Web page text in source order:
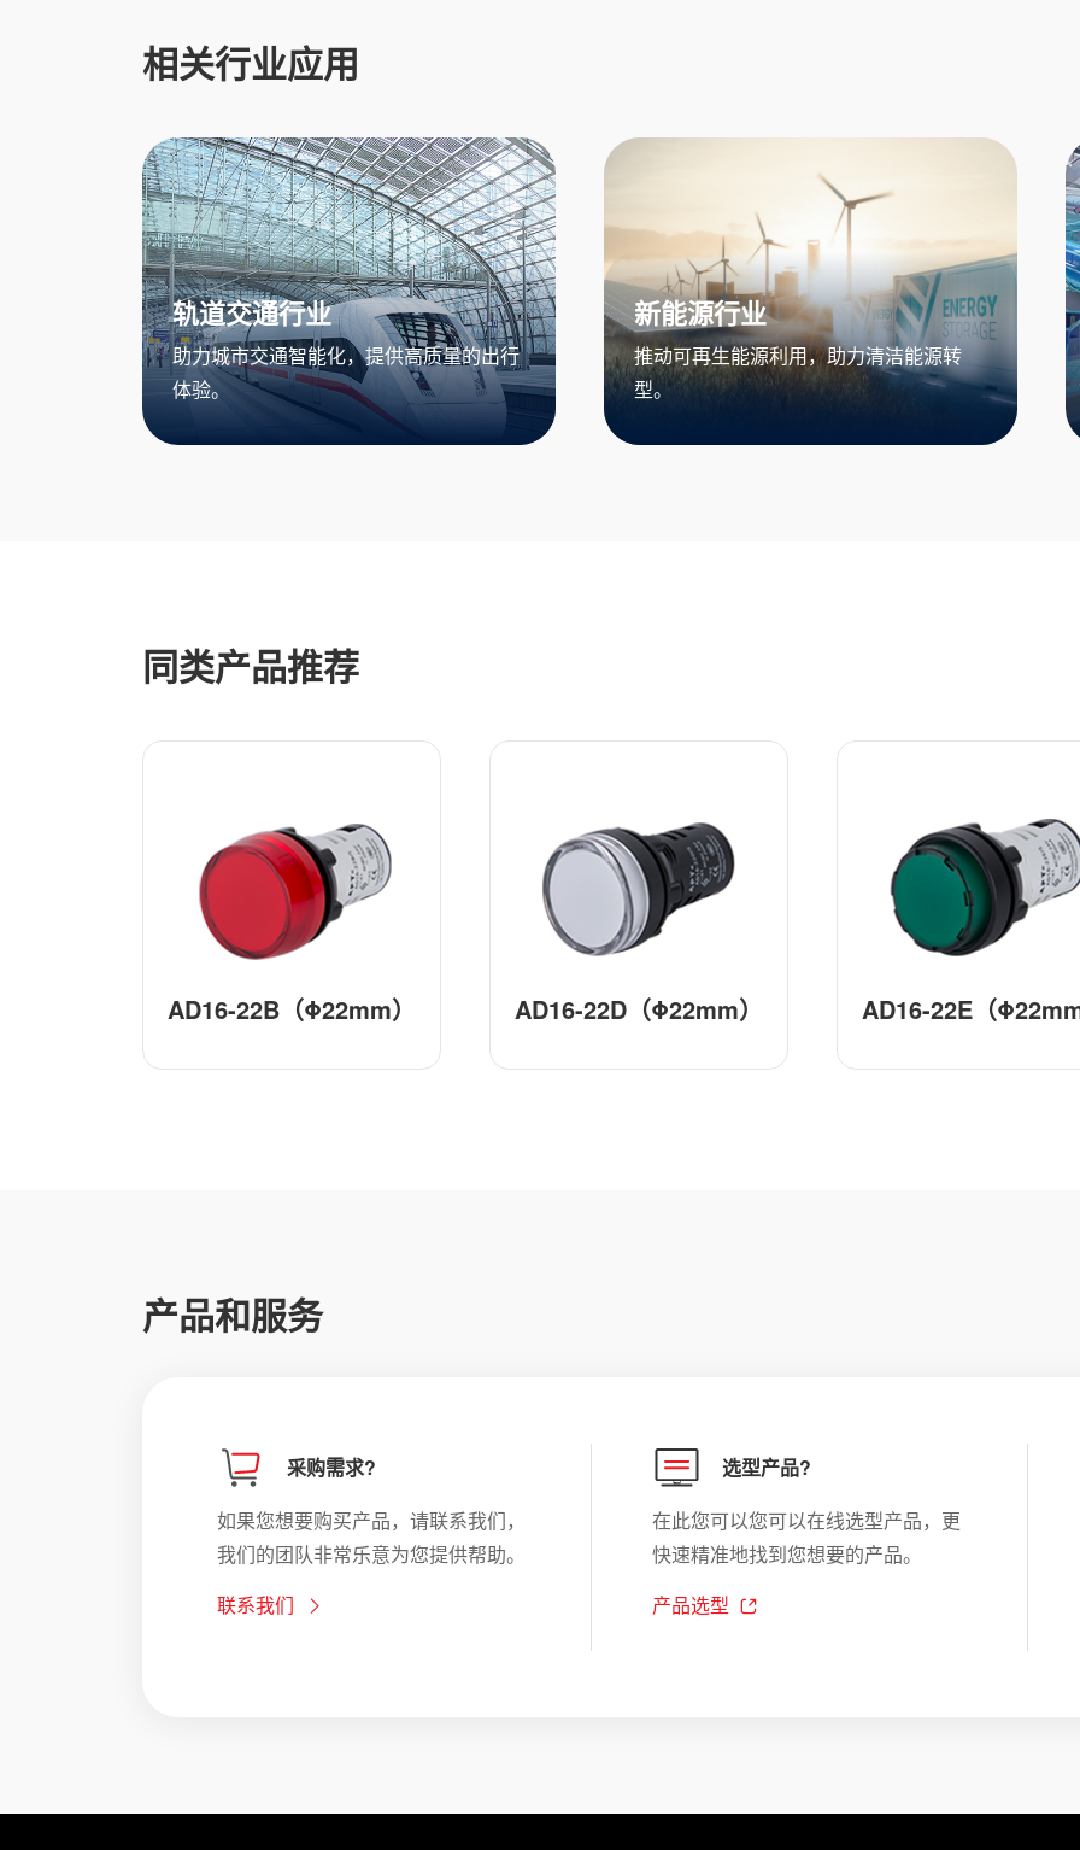
相关行业应用
轨道交通行业
助力城市交通智能化，提供高质量的出行
体验。
新能源行业
推动可再生能源利用，助力清洁能源转
型。
同类产品推荐
AD16-22B（Φ22mm） AD16-22D（Φ22mm） AD16-22E（
产品和服务
采购需求?
如果您想要购买产品，请联系我们，
我们的团队非常乐意为您提供帮助。
联系我们
选型产品?
在此您可以您可以在线选型产品，更
快速精准地找到您想要的产品。
产品选型